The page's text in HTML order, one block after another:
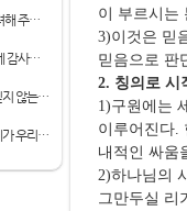
늘 기도해 주시면서 관심과 배려해 주심해 ...
늘 관심을 가지고 기도해 주심에 감사합니다.
할렐루야! Go4Jesus 사역이 믿지 않는 모든...
하나님의 영원하신 사랑과 은혜가 우리뿐아...
이 부르시는
3)이것은 믿
믿음으로 판
2. 칭의로 시
1)구원에는
이루어진다.
내적인 싸움
2)하나님의
그만두실 리